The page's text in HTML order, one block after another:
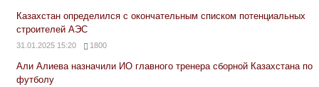
Казахстан определился с окончательным списком потенциальных
строителей АЭС
31.01.2025 15:20 1800
Али Алиева назначили ИО главного тренера сборной Казахстана по
футболу